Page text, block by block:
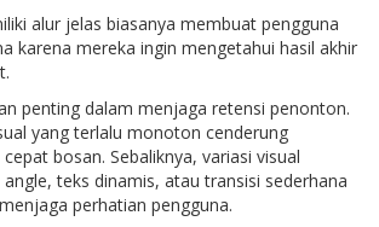
alur jelas biasanya membuat pengguna
karena mereka ingin mengetahui hasil akhir
penting dalam menjaga retensi penonton.
yang terlalu monoton cenderung
bosan. Sebaliknya, variasi visual
teks dinamis, atau transisi sederhana
perhatian pengguna.